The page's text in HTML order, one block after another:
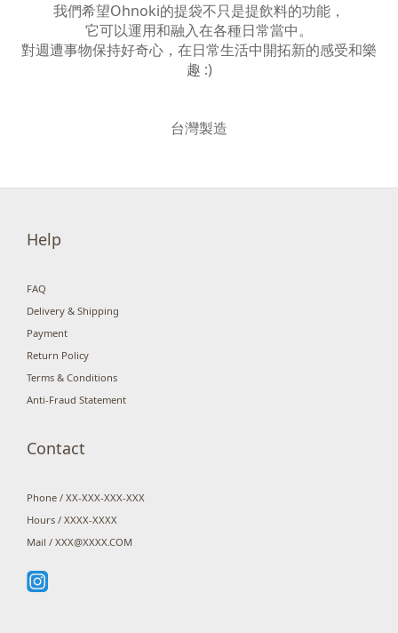
我們希望Ohnoki的提袋不只是提飲料的功能，
它可以運用和融入在各種日常當中。
對週遭事物保持好奇心，在日常生活中開拓新的感受和樂
趣 :)
台灣製造
Help
FAQ
Delivery & Shipping
Payment
Return Policy
Terms & Conditions
Anti-Fraud Statement
Contact
Phone / XX-XXX-XXX-XXX
Hours / XXXX-XXXX
Mail / XXX@XXXX.COM